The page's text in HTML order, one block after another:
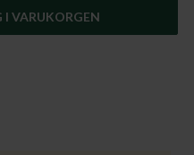
I VARUKORGEN